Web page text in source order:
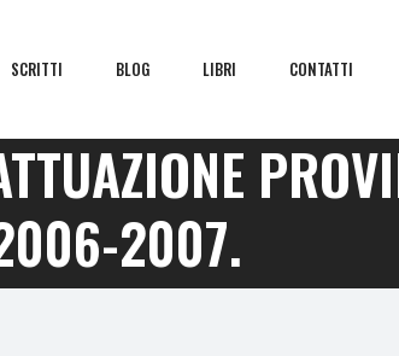
SCRITTI BLOG LIBRI CONTATTI
2007.